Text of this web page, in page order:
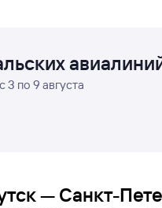
3 по 9 августа
— Санкт-